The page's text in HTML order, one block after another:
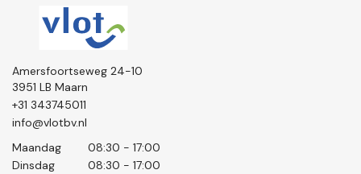
Amersfoortseweg 24-10
3951 LB Maarn
+31 343745011
info@vlotbv.nl
Maandag
08:30 - 17:00
Dinsdag
08:30 - 17:00